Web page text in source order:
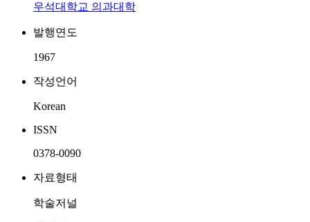
우석대학교 의과대학
발행연도
1967
작성언어
Korean
ISSN
0378-0090
자료형태
학술저널